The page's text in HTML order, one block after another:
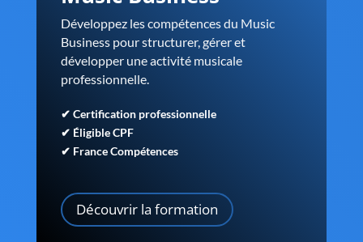
Développez les compétences du Music
Business pour structurer, gérer et
développer une activité musicale
professionnelle.
✔ Certification professionnelle
✔ Éligible CPF
✔ France Compétences
Découvrir la formation